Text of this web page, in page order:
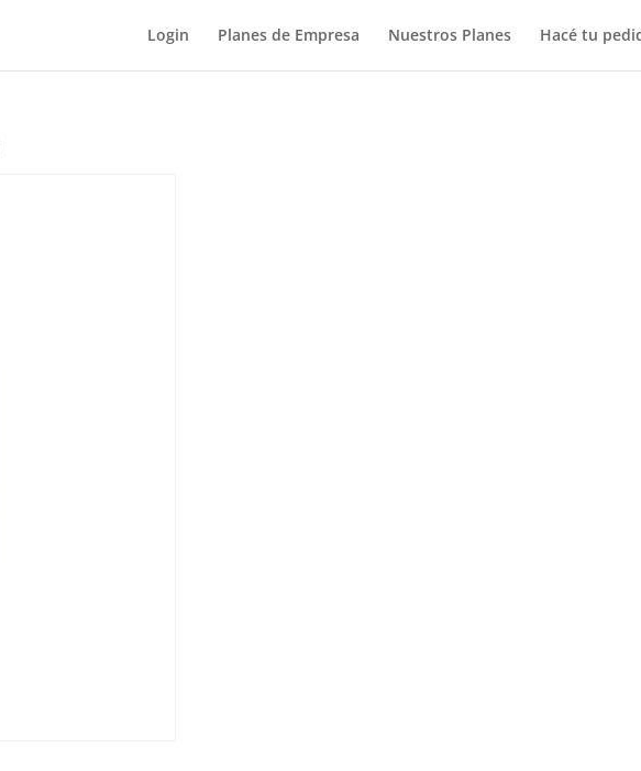
Login Planes de Empresa Nuestros Planes Hacé tu